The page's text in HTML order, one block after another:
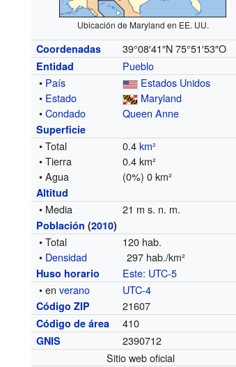
Ubicación de Maryland en EE. UU.
Coordenadas 39°08′41″N 75°51′53″O
Entidad
Pueblo
• País
Estados Unidos
• Estado
Maryland
•Condado Queen Anne
Superficie
• Total 0.4km²
• Tierra
0.4 km²
• Agua
(0%) 0 km²
Altitud
• Media 21 m s. n. m.
Población (2010)
• Total
120 hab.
• Densidad 297 hab./km²
Huso horario Este: UTC-5
• enverano UTC-4
Código ZIP 21607
Código de área 410
GNIS
2390712
Sitio web oficial